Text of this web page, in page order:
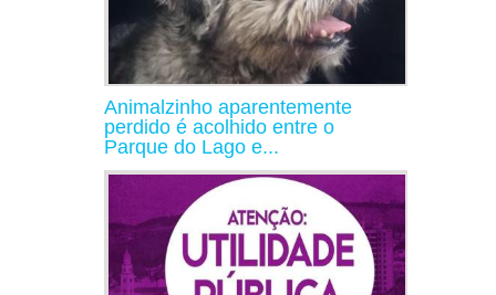
Animalzinho aparentemente
perdido é acolhido entre o
Parque do Lago e...